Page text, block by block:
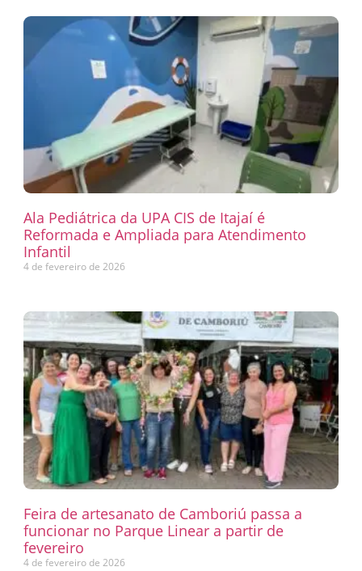
Ala Pediátrica da UPA CIS de Itajaí é
Reformada e Ampliada para Atendimento
Infantil
4 de fevereiro de 2026
Feira de artesanato de Camboriú passa a
funcionar no Parque Linear a partir de
fevereiro
4 de fevereiro de 2026